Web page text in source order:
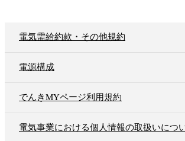
電気需給約款・その他規約
電源構成
でんきMYページ利用規約
電気事業における個人情報の取扱いにつ